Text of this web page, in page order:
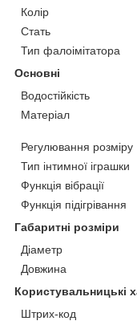
Колір
Стать
Тип фалоімітатора
Основні
Водостійкість
Матеріал
Регулювання розміру
Тип інтимної іграшки
Функція вібрації
Функція підігрівання
Габаритні розміри
Діаметр
Довжина
Користувальницькі
Штрих-код